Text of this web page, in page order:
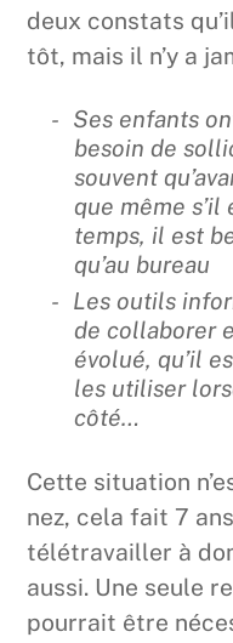
deux constats
tôt, mais il n’y a
Ses enfants
besoin de
souvent
que même
temps, il est
qu’au bureau
Les outils
de collaborer
évolué, qu’il
les utiliser
côté…
Cette situation
nez, cela fait 7
télétravailler à
aussi. Une seule
pourrait être